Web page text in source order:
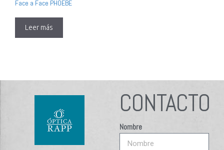
Face a Face PHOEBE
Leer más
CONTACTO
Nombre